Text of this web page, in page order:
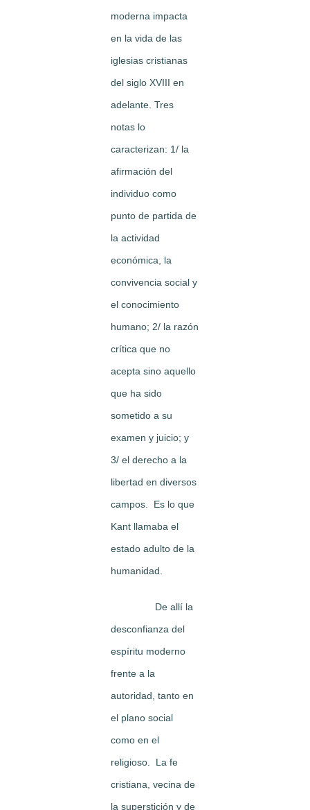
moderna impacta
en la vida de las
iglesias cristianas
del siglo XVIII en
adelante. Tres
notas lo
caracterizan: 1/ la
afirmación del
individuo como
punto de partida de
la actividad
económica, la
convivencia social y
el conocimiento
humano; 2/ la razón
crítica que no
acepta sino aquello
que ha sido
sometido a su
examen y juicio; y
3/ el derecho a la
libertad en diversos
campos. Es lo que
Kant llamaba el
estado adulto de la
humanidad.
De allí la
desconfianza del
espíritu moderno
frente a la
autoridad, tanto en
el plano social
como en el
religioso. La fe
cristiana, vecina de
la superstición y de